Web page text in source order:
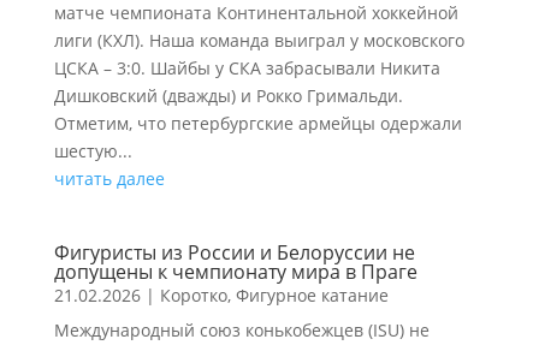
матче чемпионата Континентальной хоккейной
лиги (КХЛ). Наша команда выиграл у московского
ЦСКА – 3:0. Шайбы у СКА забрасывали Никита
Дишковский (дважды) и Рокко Гримальди.
Отметим, что петербургские армейцы одержали
шестую...
читать далее
Фигуристы из России и Белоруссии не
допущены к чемпионату мира в Праге
21.02.2026| Коротко, Фигурное катание
Международный союз конькобежцев (ISU) не